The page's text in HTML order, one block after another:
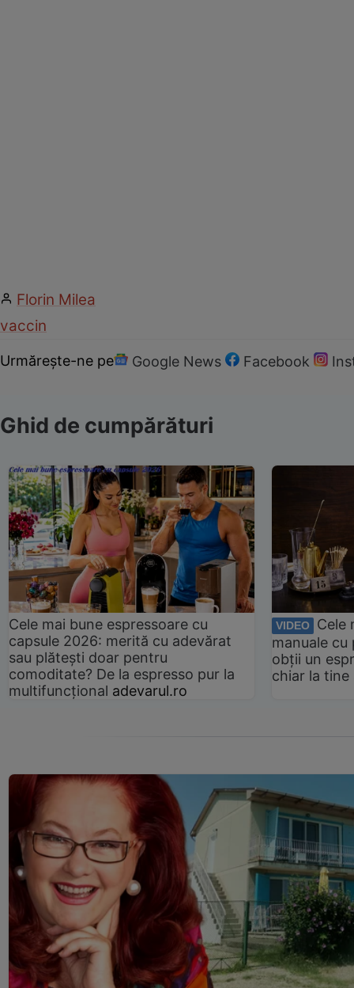
Florin Milea
vaccin
Urmărește-ne pe Google News Facebook
Ghid de cumpărături
Cele mai bune espressoare cu
capsule 2026: merită cu adevărat
sau plătești doar pentru
comoditate? De la espresso pur la
multifuncțional adevarul.ro
VIDEO
Cele
manuale
obții un
chiar la tine